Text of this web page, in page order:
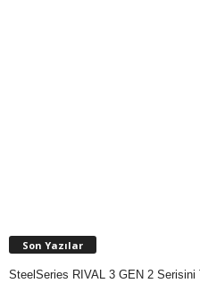
Son Yazılar
SteelSeries RIVAL 3 GEN 2 Serisini